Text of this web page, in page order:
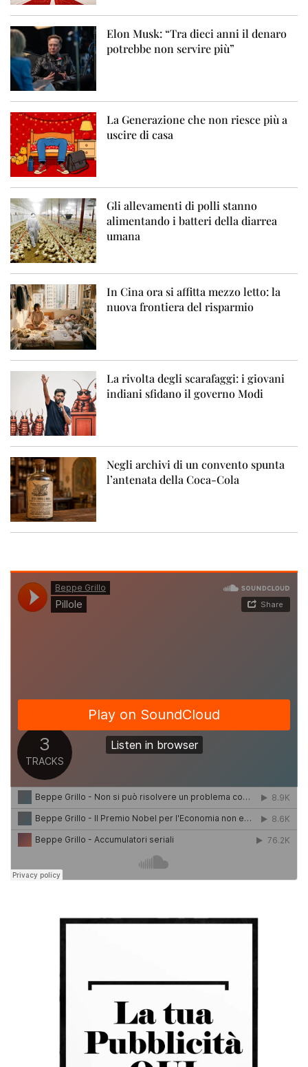
Elon Musk: “Tra dieci anni il denaro
potrebbe non servire più”
La Generazione che non riesce più a
uscire di casa
Gli allevamenti di polli stanno
alimentando i batteri della diarrea
umana
In Cina ora si affitta mezzo letto: la
nuova frontiera del risparmio
La rivolta degli scarafaggi: i giovani
indiani sfidano il governo Modi
Negli archivi di un convento spunta
l’antenata della Coca-Cola